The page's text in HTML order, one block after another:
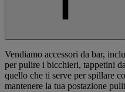
Vendiamo accessori da bar,
per pulire i bicchieri, tappetini
quello che ti serve per spillare
mantenere la tua postazione